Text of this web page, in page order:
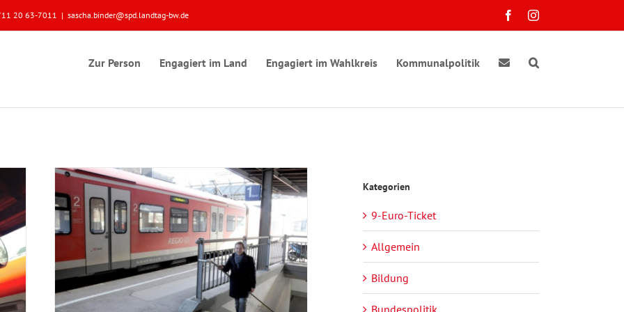
20 63-7011 | sascha.binder@spd.landtag-bw.de FacebookInstagram
Zur Person Engagiert im Land Engagiert im Wahlkreis Kommunalpolitik
an
Kategorien
9-Euro-Ticket
Allgemein
Bildung